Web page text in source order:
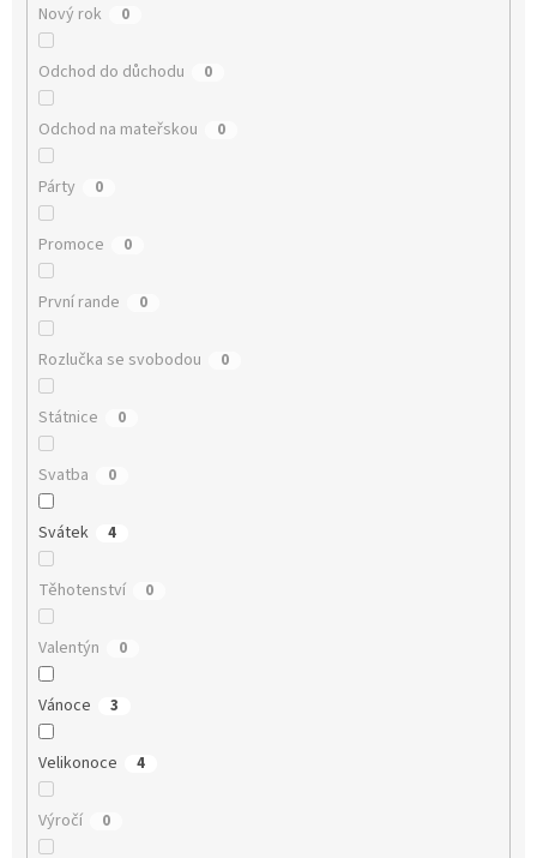
Nový rok 0
Odchod do důchodu 0
Odchod na mateřskou 0
Párty 0
Promoce 0
První rande 0
Rozlučka se svobodou 0
Státnice 0
Svatba 0
Svátek 4
Těhotenství 0
Valentýn 0
Vánoce 3
Velikonoce 4
Výročí 0